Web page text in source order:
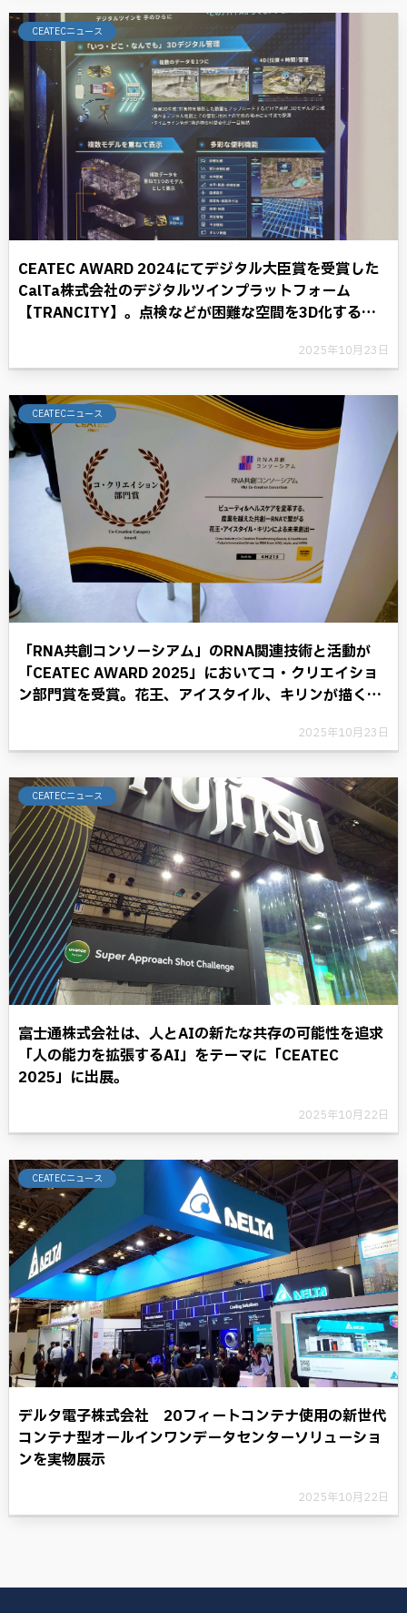
CEATECニュース
CEATEC AWARD 2024にてデジタル大臣賞を受賞した
CalTa株式会社のデジタルツインプラットフォーム
【TRANCITY】。点検などが困難な空間を3D化するこ
2025年10月23日
CEATECニュース
「RNA共創コンソーシアム」のRNA関連技術と活動が
「CEATEC AWARD 2025」においてコ・クリエイショ
ン部門賞を受賞。花王、アイスタイル、キリンが描く
2025年10月23日
CEATECニュース
富士通株式会社は、人とAIの新たな共存の可能性を追求
「人の能力を拡張するAI」をテーマに「CEATEC
2025」に出展。
2025年10月22日
CEATECニュース
デルタ電子株式会社 20フィートコンテナ使用の新世代
コンテナ型オールインワンデータセンターソリューショ
ンを実物展示
2025年10月22日